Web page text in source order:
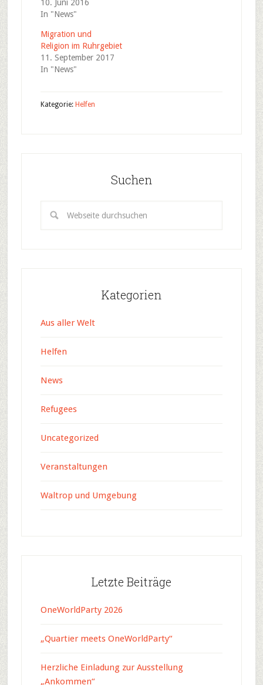
10. Juni 2016
In "News"
Migration und
Religion im Ruhrgebiet
11. September 2017
In "News"
Kategorie: Helfen
Suchen
Kategorien
Aus aller Welt
Helfen
News
Refugees
Uncategorized
Veranstaltungen
Waltrop und Umgebung
Letzte Beiträge
OneWorldParty 2026
„Quartier meets OneWorldParty“
Herzliche Einladung zur Ausstellung
„Ankommen“